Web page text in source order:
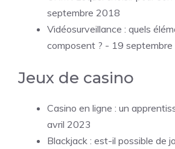
septembre 2018
Vidéosurveillance : quels
composent ? - 19
Jeux de casino
Casino en ligne : un
avril 2023
Blackjack : est-il possible de